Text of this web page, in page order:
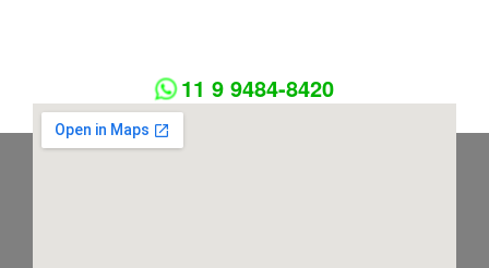
11 9 9484-8420